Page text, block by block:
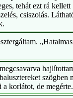
tehát ezt rá kellett
csiszolás.
szögben
a korlátot, de megérte.